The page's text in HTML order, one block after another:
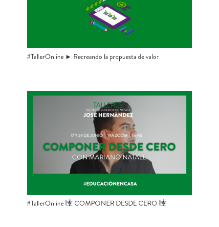
#TallerOnline ► Recreando la propuesta de valor
#TallerOnline COMPONER DESDE CERO